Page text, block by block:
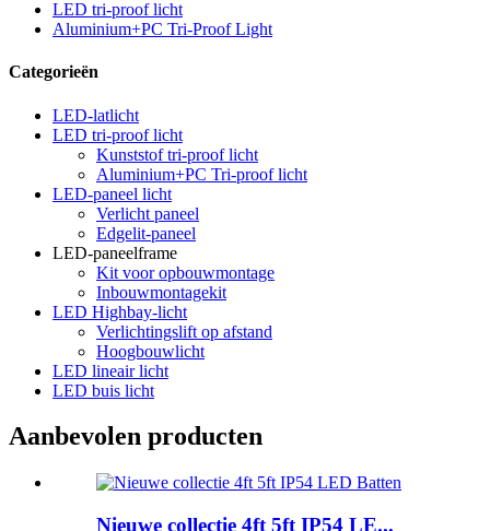
LED tri-proof licht
Aluminium+PC Tri-Proof Light
Categorieën
LED-latlicht
LED tri-proof licht
Kunststof tri-proof licht
Aluminium+PC Tri-proof licht
LED-paneel licht
Verlicht paneel
Edgelit-paneel
LED-paneelframe
Kit voor opbouwmontage
Inbouwmontagekit
LED Highbay-licht
Verlichtingslift op afstand
Hoogbouwlicht
LED lineair licht
LED buis licht
Aanbevolen producten
Nieuwe collectie 4ft 5ft IP54 LE...